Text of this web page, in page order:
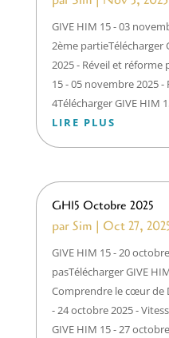
GIVE HIM 15 - 03
2ème partieTélécharger
2025 - Réveil et réforme
15 - 05 novembre 2025
4Télécharger GIVE HIM
LIRE PLUS
GH15 Octobre 2025
parSim | Oct 27,
GIVE HIM 15 - 20
pasTélécharger GIVE
Comprendre le cœur de
- 24 octobre 2025 -
GIVE HIM 15 - 27